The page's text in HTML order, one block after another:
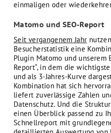
einmaligen oder
Matomo und SEO-Report
Seit vergangenem Jahr
Besucherstatistik eine
Plugin Matomo und unserem
Report“, in dem die
und als 3-Jahres-Kurve
Kombination hat sich
liefert zuverlässige Zahlen
Datenschutz. Und die
einen Überblick passend zu
Schnellreport mit